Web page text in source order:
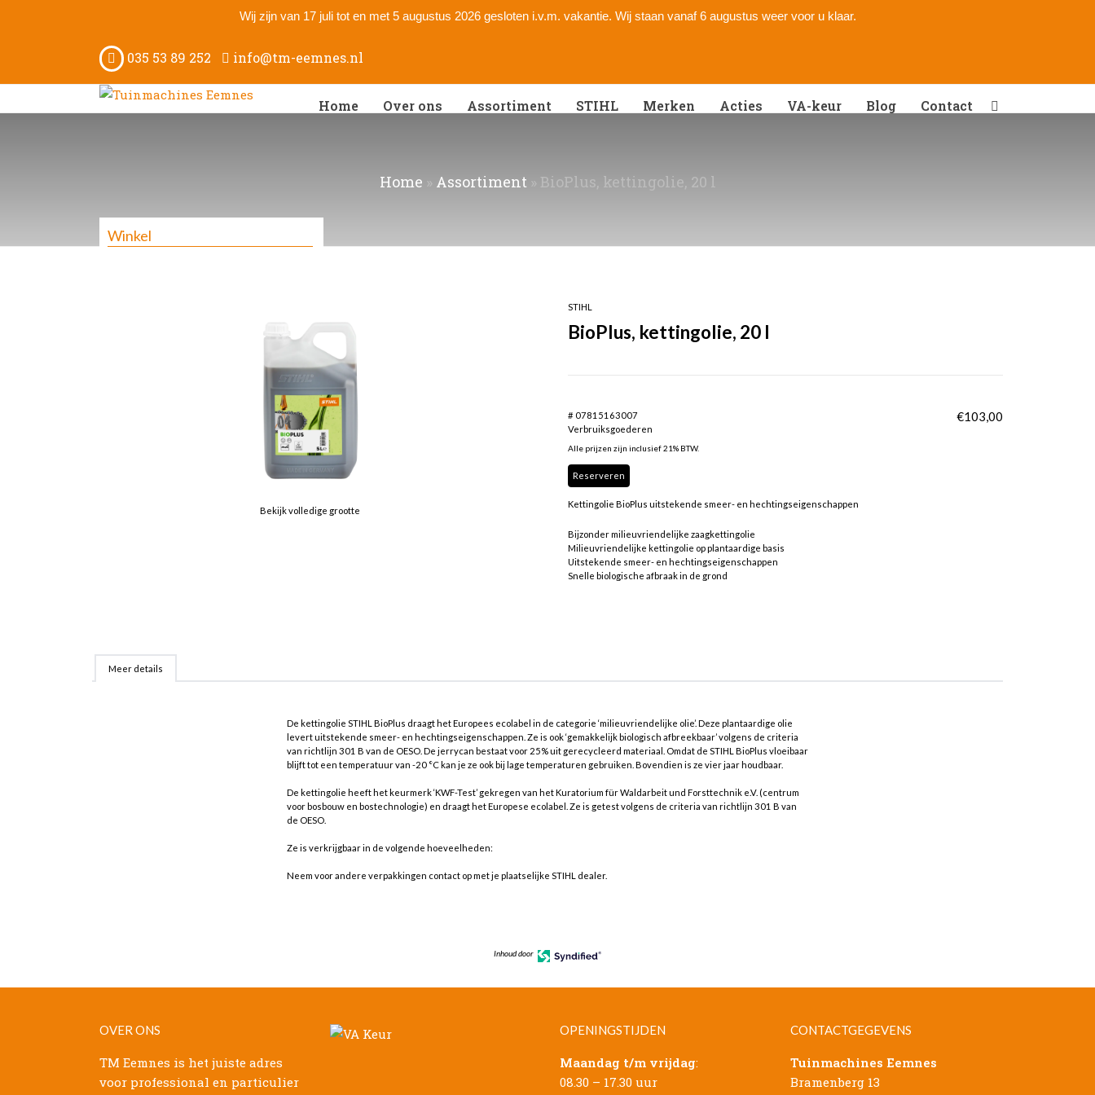
Wij zijn van 17 juli tot en met 5 augustus 2026 gesloten i.v.m. vakantie. Wij staan vanaf 6 augustus weer voor u klaar.
035 53 89 252 info@tm-eemnes.nl
Home Over ons Assortiment STIHL Merken Acties VA-keur Blog Contact
Winkel
Home » Assortiment» BioPlus, kettingolie, 20 l
Bekijk volledige grootte
STIHL
BioPlus, kettingolie, 20 l
# 07815163007
Verbruiksgoederen
€103,00
Alle prijzen zijn inclusief 21% BTW.
Reserveren
Kettingolie BioPlus uitstekende smeer- en hechtingseigenschappen
Bijzonder milieuvriendelijke zaagkettingolie
Milieuvriendelijke kettingolie op plantaardige basis
Uitstekende smeer- en hechtingseigenschappen
Snelle biologische afbraak in de grond
Meer details
De kettingolie STIHL BioPlus draagt het Europees ecolabel in de categorie ‘milieuvriendelijke olie’. Deze plantaardige olie
levert uitstekende smeer- en hechtingseigenschappen. Ze is ook ‘gemakkelijk biologisch afbreekbaar’ volgens de criteria
van richtlijn 301 B van de OESO. De jerrycan bestaat voor 25% uit gerecycleerd materiaal. Omdat de STIHL BioPlus vloeibaar
blijft tot een temperatuur van -20 °C kan je ze ook bij lage temperaturen gebruiken. Bovendien is ze vier jaar houdbaar.
De kettingolie heeft het keurmerk ‘KWF-Test’ gekregen van het Kuratorium für Waldarbeit und Forsttechnik e.V. (centrum
voor bosbouw en bostechnologie) en draagt het Europese ecolabel. Ze is getest volgens de criteria van richtlijn 301 B van
de OESO.
Ze is verkrijgbaar in de volgende hoeveelheden:
Neem voor andere verpakkingen contact op met je plaatselijke STIHL dealer.
Inhoud door
OVER ONS
TM Eemnes is het juiste adres
voor professional en particulier
OPENINGSTIJDEN
Maandag t/m vrijdag:
08.30 – 17.30 uur
CONTACTGEGEVENS
Tuinmachines Eemnes
Bramenberg 13